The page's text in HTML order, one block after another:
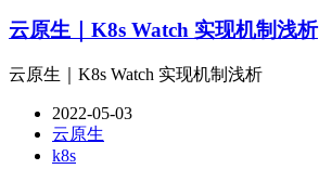
云原生｜K8s Watch 实现机制浅析
云原生｜K8s Watch 实现机制浅析
2022-05-03
云原生
k8s